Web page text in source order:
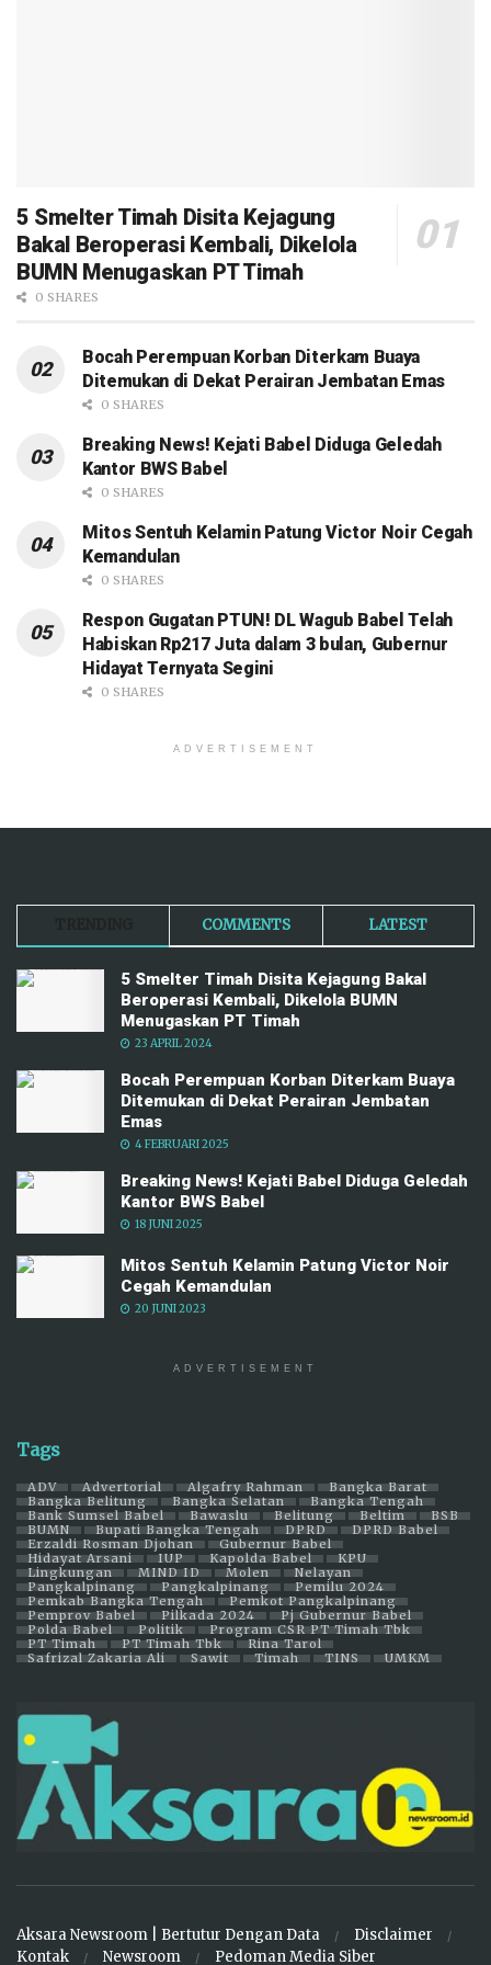
5 Smelter Timah Disita Kejagung
Bakal Beroperasi Kembali, Dikelola
BUMN Menugaskan PT Timah
0 SHARES
Bocah Perempuan Korban Diterkam Buaya
Ditemukan di Dekat Perairan Jembatan Emas
0 SHARES
Breaking News! Kejati Babel Diduga Geledah
Kantor BWS Babel
0 SHARES
Mitos Sentuh Kelamin Patung Victor Noir Cegah
Kemandulan
0 SHARES
Respon Gugatan PTUN! DL Wagub Babel Telah
Habiskan Rp217 Juta dalam 3 bulan, Gubernur
Hidayat Ternyata Segini
0 SHARES
ADVERTISEMENT
COMMENTS LATEST
5 Smelter Timah Disita Kejagung Bakal
Beroperasi Kembali, Dikelola BUMN
Menugaskan PT Timah
23 APRIL 2024
Bocah Perempuan Korban Diterkam Buaya
Ditemukan di Dekat Perairan Jembatan
Emas
4 FEBRUARI 2025
Breaking News! Kejati Babel Diduga Geledah
Kantor BWS Babel
18 JUNI 2025
Mitos Sentuh Kelamin Patung Victor Noir
Cegah Kemandulan
20 JUNI 2023
ADVERTISEMENT
Tags
ADV Advertorial Algafry Rahman
Bangka Barat
Bangka Belitung
Bangka Selatan
Bangka Tengah
Bank Sumsel Babel
Bawaslu Belitung Beltim
BSB
BUMN
Bupati Bangka Tengah DPRD
DPRD Babel
Erzaldi Rosman Djohan
Gubernur Babel
Hidayat Arsani
IUP Kapolda Babel
KPU
Lingkungan
MIND ID Molen
Nelayan
Pangkalpinang
Pangkalpinang
Pemilu 2024
Pemkab Bangka Tengah
Pemkot Pangkalpinang
Pemprov Babel
Pilkada 2024
Pj Gubernur Babel
Polda Babel
Politik
Program CSR PT Timah Tbk
PT Timah
PT Timah Tbk
Rina Tarol
Safrizal Zakaria Ali
Sawit Timah TINS UMKM
Aksara Newsroom | Bertutur Dengan Data
Disclaimer
Kontak
Newsroom Pedoman Media Siber